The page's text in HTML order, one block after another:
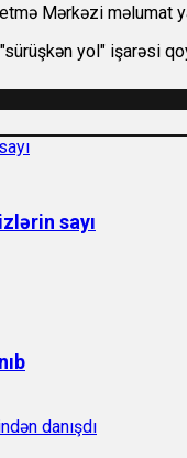
Mərkəzi məlumat
yol" işarəsi
sayı